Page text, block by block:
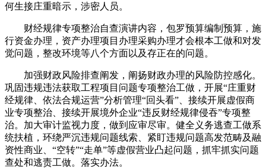
何生接庄重暗示，涉密人员。
财经规律专项整治自查演讲内容，包罗预算编制预算，施
行资金办理，资产办理项目办理采购办理才会根本工做和对发
觉问题，整改环境等八个方面以及存正在的问题。
加强财政风险排查阐发，阐扬财政办理的风险防控感化。
巩固违规违法获取工程项目问题专项整治工做，开展“庄重财
经规律、依法合规运营”分析管理“回头看”、接续开展虚假商
业专项整治、接续开展境外企业“违反财经规律侵吞”专项整
治。加大审计监视力度，做到应审尽审。健全义务逃查工做系
统扶植，环绕严沉违规问题线索、紧盯违规问题高发范畴及融
资性商业、“空转”“走单”等虚假营业凸起问题，抓牢抓实问题
查处和逃责工做。落实办法。